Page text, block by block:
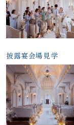
披露宴会場見学